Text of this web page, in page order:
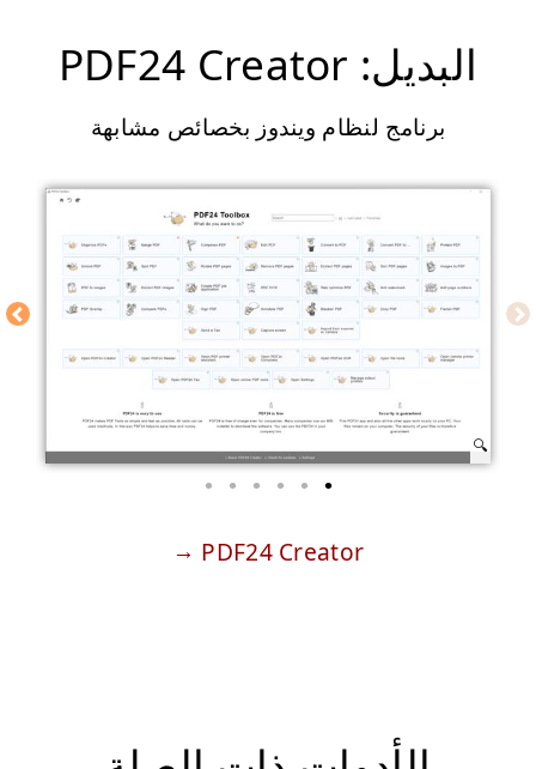
البديل: PDF24 Creator
برنامج لنظام ويندوز بخصائص مشابهة
PDF24 Creator